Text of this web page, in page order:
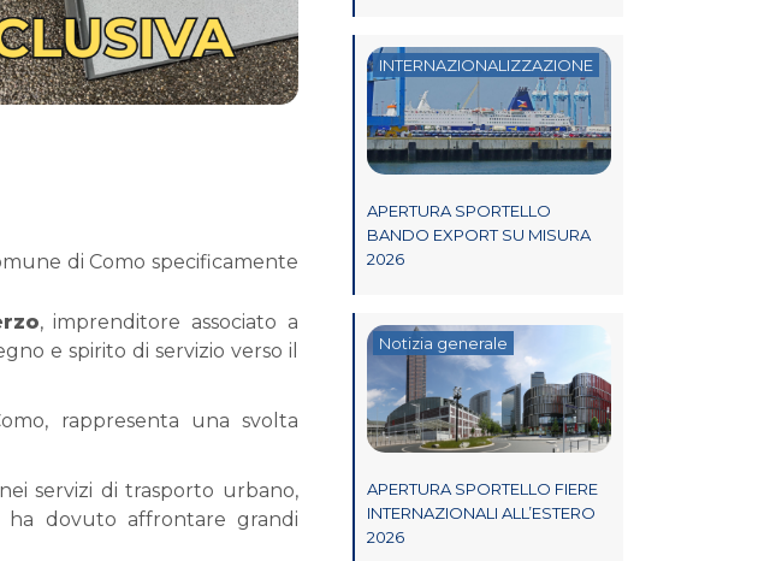
di Como specificamente
, imprenditore associato a
e spirito di servizio verso il
rappresenta una svolta
servizi di trasporto urbano,
dovuto affrontare grandi
INTERNAZIONALIZZAZIONE
APERTURA SPORTELLO
BANDO EXPORT SU MISURA
2026
Notizia generale
APERTURA SPORTELLO FIERE
INTERNAZIONALI ALL’ESTERO
2026